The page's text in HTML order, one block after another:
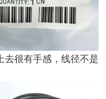
去很有手感，线径不是